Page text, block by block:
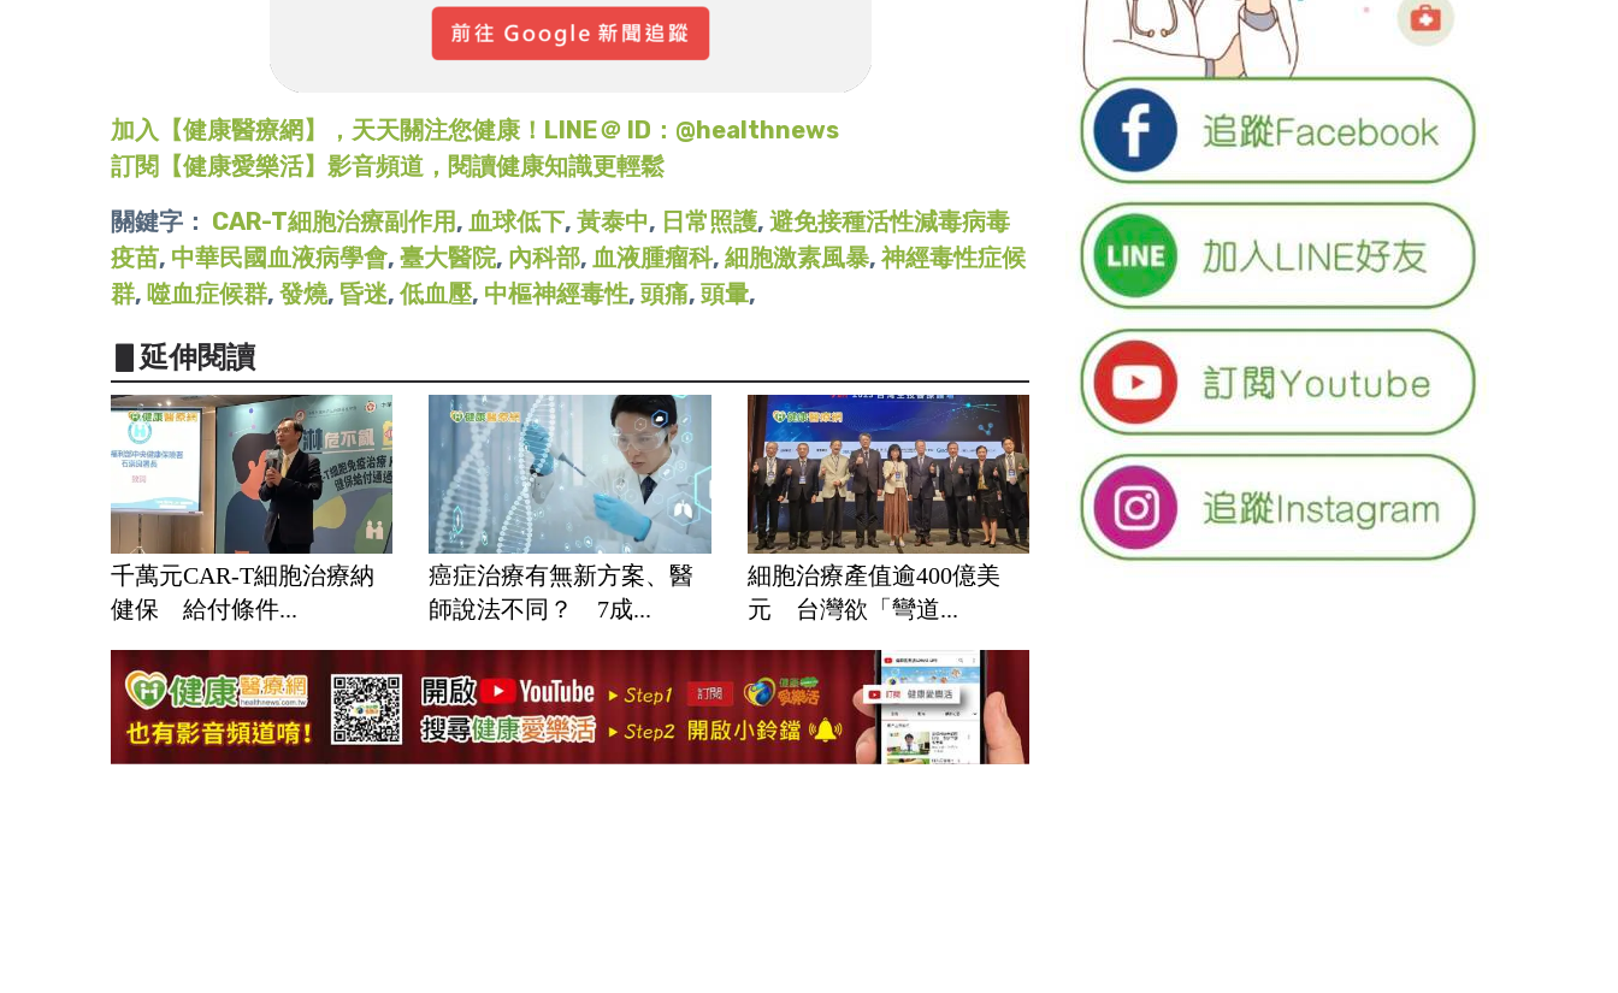
加入【健康醫療網】，天天關注您健康！LINE＠ ID：@healthnews
訂閱【健康愛樂活】影音頻道，閱讀健康知識更輕鬆
關鍵字： CAR-T細胞治療副作用, 血球低下, 黃泰中, 日常照護, 避免接種活性減毒病毒
疫苗, 中華民國血液病學會, 臺大醫院, 內科部, 血液腫瘤科, 細胞激素風暴,神經毒性症候
群, 噬血症候群, 發燒, 昏迷, 低血壓, 中樞神經毒性, 頭痛, 頭暈,
▋延伸閱讀
千萬元CAR-T細胞治療納
健保 給付條件...
癌症治療有無新方案、醫
師說法不同？ 7成...
細胞治療產值逾400億美
元 台灣欲「彎道...